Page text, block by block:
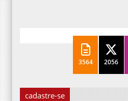
3564 2056
cadastre-se